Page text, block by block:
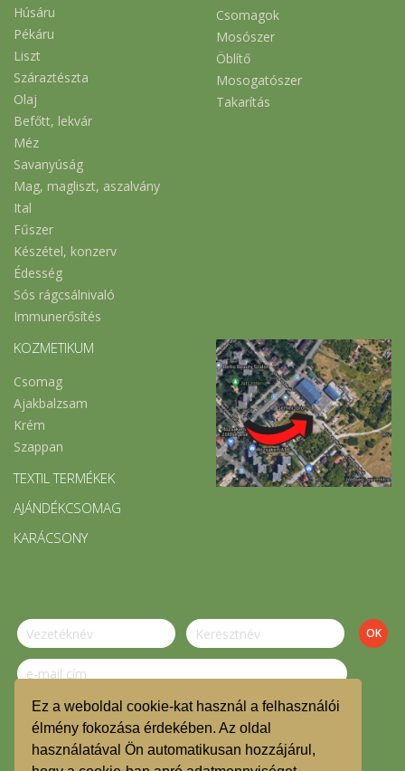
Ez a weboldal cookie-kat használ a felhasználói
élmény fokozása érdekében. Az oldal
használatával Ön automatikusan hozzájárul,
Húsáru
Pékáru
Liszt
Száraztészta
Olaj
Befőtt, lekvár
Méz
Savanyúság
Mag, magliszt, aszalvány
Ital
Fűszer
Készétel, konzerv
Édesség
Sós rágcsálnivaló
Immunerősítés
Csomagok
Mosószer
Öblítő
Mosogatószer
Takarítás
KOZMETIKUM
Csomag
Ajakbalzsam
Krém
Szappan
TEXTIL TERMÉKEK
AJÁNDÉKCSOMAG
KARÁCSONY
Szeretnék feliratkozni a hírlevélre.
© Budafoki Kosár Közösség 2019.